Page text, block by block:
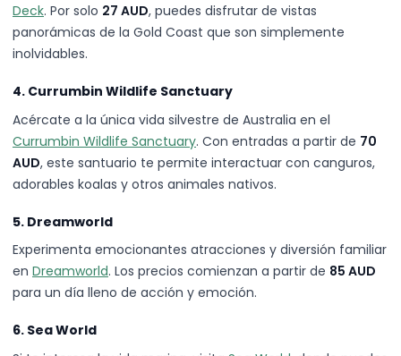
Deck. Por solo 27 AUD, puedes disfrutar de vistas
panorámicas de la Gold Coast que son simplemente
inolvidables.
4. Currumbin Wildlife Sanctuary
Acércate a la única vida silvestre de Australia en el
Currumbin Wildlife Sanctuary. Con entradas a partir de 70
AUD, este santuario te permite interactuar con canguros,
adorables koalas y otros animales nativos.
5. Dreamworld
Experimenta emocionantes atracciones y diversión familiar
en Dreamworld. Los precios comienzan a partir de 85 AUD
para un día lleno de acción y emoción.
6. Sea World